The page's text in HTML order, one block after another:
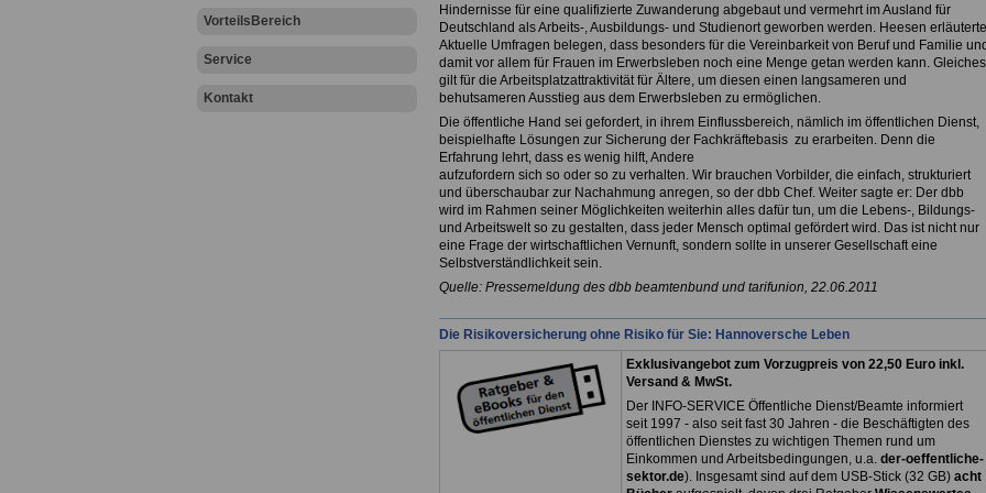
VorteilsBereich
Service
Kontakt
Hindernisse für eine qualifizierte Zuwanderung abgebaut und vermehrt im Ausland für
Deutschland als Arbeits-, Ausbildungs- und Studienort geworben werden. Heesen
Aktuelle Umfragen belegen, dass besonders für die Vereinbarkeit von Beruf und Familie
damit vor allem für Frauen im Erwerbsleben noch eine Menge getan werden kann. Gleiches
gilt für die Arbeitsplatzattraktivität für Ältere, um diesen einen langsameren und
behutsameren Ausstieg aus dem Erwerbsleben zu ermöglichen.
Die öffentliche Hand sei gefordert, in ihrem Einflussbereich, nämlich im öffentlichen Dienst,
beispielhafte Lösungen zur Sicherung der Fachkräftebasis zu erarbeiten. Denn die
Erfahrung lehrt, dass es wenig hilft, Andere
aufzufordern sich so oder so zu verhalten. Wir brauchen Vorbilder, die einfach, strukturiert
und überschaubar zur Nachahmung anregen, so der dbb Chef. Weiter sagte er: Der dbb
wird im Rahmen seiner Möglichkeiten weiterhin alles dafür tun, um die Lebens-, Bildungs-
und Arbeitswelt so zu gestalten, dass jeder Mensch optimal gefördert wird. Das ist nicht nur
eine Frage der wirtschaftlichen Vernunft, sondern sollte in unserer Gesellschaft eine
Selbstverständlichkeit sein.
Quelle: Pressemeldung des dbb beamtenbund und tarifunion, 22.06.2011
Die Risikoversicherung ohne Risiko für Sie: Hannoversche Leben
Exklusivangebot zum Vorzugpreis von 22,50 Euro inkl.
Versand & MwSt.
Der INFO-SERVICE Öffentliche Dienst/Beamte informiert
seit 1997 - also seit fast 30 Jahren - die Beschäftigten des
öffentlichen Dienstes zu wichtigen Themen rund um
Einkommen und Arbeitsbedingungen, u.a. der-oeffentliche-
sektor.de). Insgesamt sind auf dem USB-Stick (32 GB) acht